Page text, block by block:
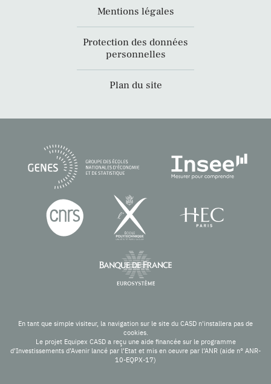
Mentions légales
Protection des données
personnelles
Plan du site
En tant que simple visiteur, la navigation sur le site du CASD n'installera pas de
cookies.
Le projet Equipex CASD a reçu une aide financée sur le programme
d’Investissements d’Avenir lancé par l’Etat et mis en oeuvre par l’ANR (aide n° ANR-
10-EQPX-17)